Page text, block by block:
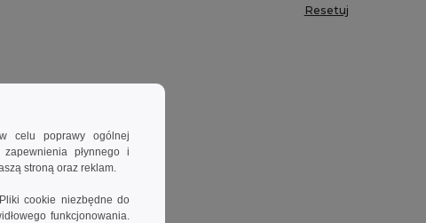
Resetuj
celu poprawy ogólnej
płynnego i
stroną oraz reklam.
cookie niezbędne do
funkcjonowania.